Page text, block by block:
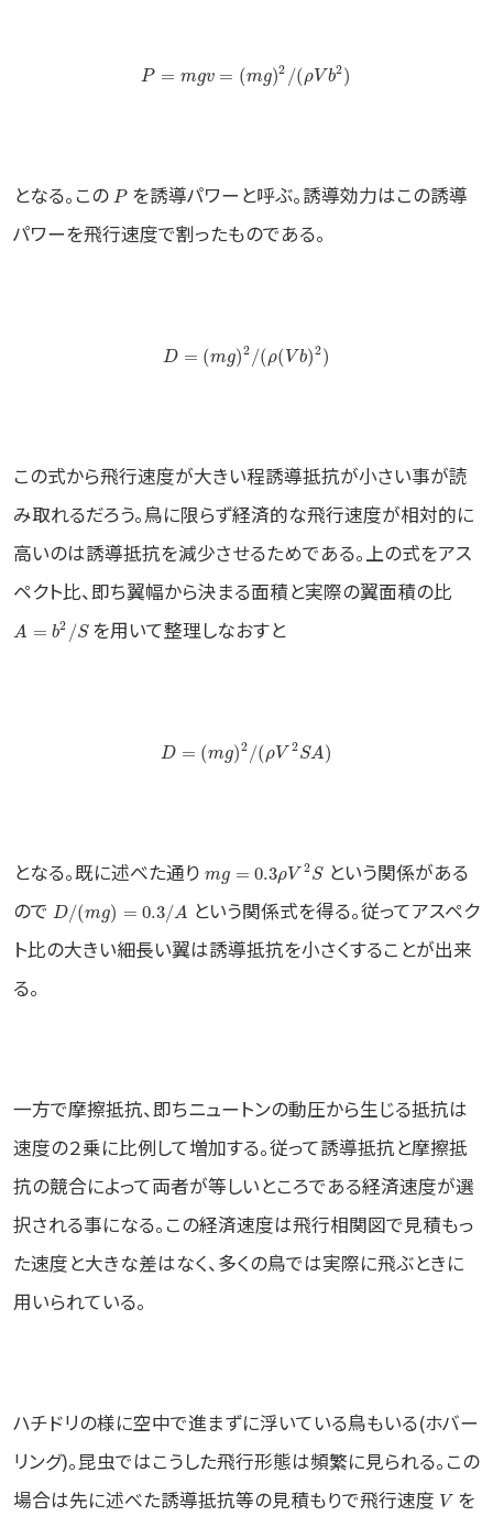
P = mgv = (mg)2 /(ρV b2)
となる。この P を誘導パワーと呼ぶ。誘導効力はこの誘導
パワーを飛行速度で割ったものである。
D = (mg)2 /(ρ(Vb)2)
この式から飛行速度が大きい程誘導抵抗が小さい事が読
み取れるだろう。鳥に限らず経済的な飛行速度が相対的に
高いのは誘導抵抗を減少させるためである。上の式をアス
ペクト比、即ち翼幅から決まる面積と実際の翼面積の比
A = b2 /Sを用いて整理しなおすと
D = (mg)2 /(ρV 2SA)
となる。既に述べた通り mg = 0.3ρV 2S という関係がある
ので D/(mg) = 0.3/A という関係式を得る。従ってアスペク
ト比の大きい細長い翼は誘導抵抗を小さくすることが出来
る。
一方で摩擦抵抗、即ちニュートンの動圧から生じる抵抗は
速度の２乗に比例して増加する。従って誘導抵抗と摩擦抵
抗の競合によって両者が等しいところである経済速度が選
択される事になる。この経済速度は飛行相関図で見積もっ
た速度と大きな差はなく、多くの鳥では実際に飛ぶときに
用いられている。
ハチドリの様に空中で進まずに浮いている鳥もいる(ホバー
リング)。昆虫ではこうした飛行形態は頻繁に見られる。この
場合は先に述べた誘導抵抗等の見積もりで飛行速度 V を